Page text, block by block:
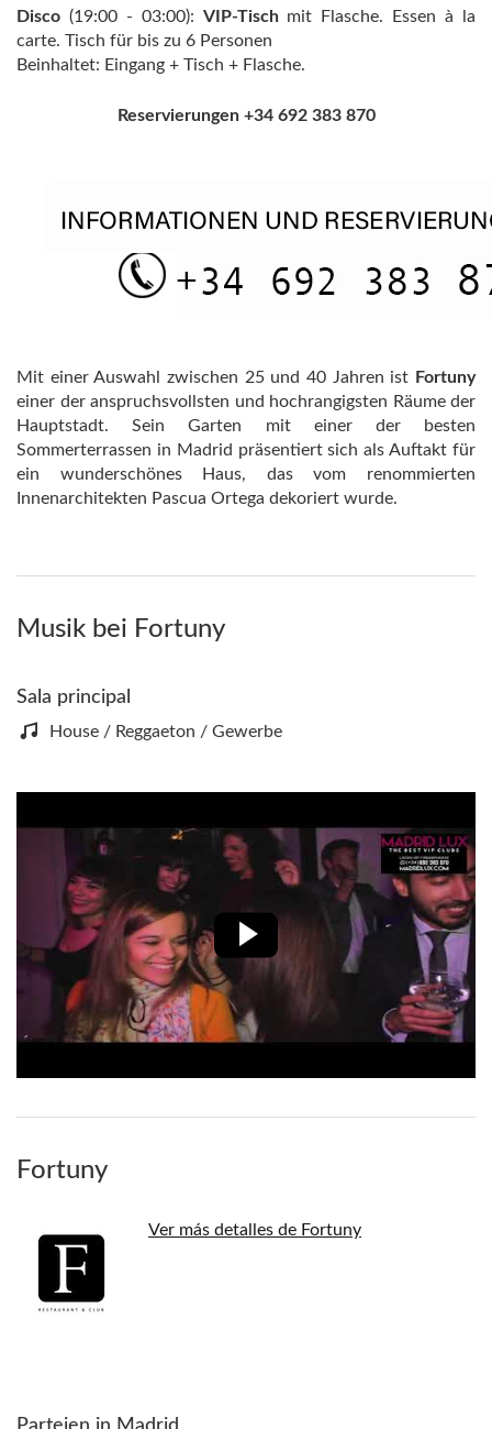
Disco (19:00 - 03:00): VIP-Tischmit Flasche. Essen à la
carte. Tisch für bis zu 6 Personen
Beinhaltet: Eingang + Tisch + Flasche.
Reservierungen +34 692 383 870
Mit einer Auswahl zwischen 25 und 40 Jahren ist Fortuny
einer der anspruchsvollsten und hochrangigsten Räume der
Hauptstadt. Sein Garten mit einer der besten
Sommerterrassen in Madrid präsentiert sich als Auftakt für
ein wunderschönes Haus, das vom renommierten
Innenarchitekten Pascua Ortega dekoriert wurde.
Musik bei Fortuny
Sala principal
House / Reggaeton / Gewerbe
Fortuny
Ver más detalles de Fortuny